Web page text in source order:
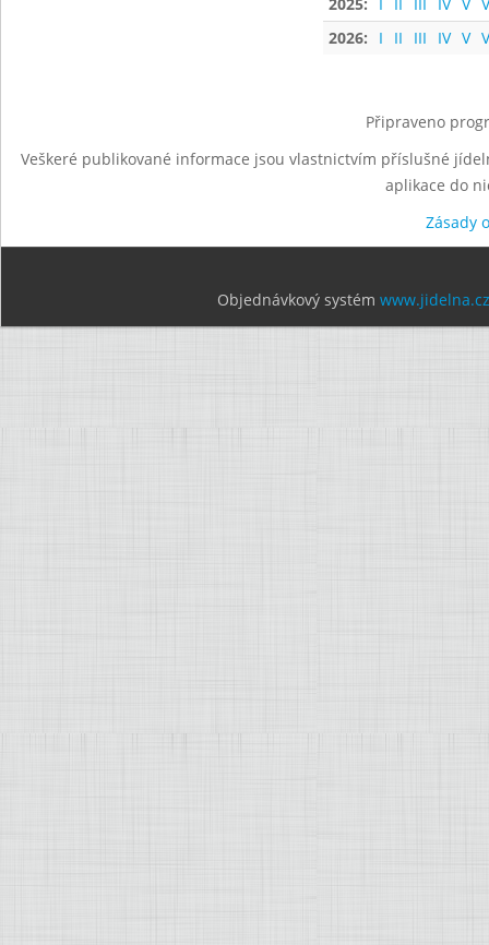
2026:
I II III IV V
Připraveno
Veškeré publikované informace jsou vlastnictvím příslušné
aplikace do
Zásady
Objednávkový systém www.jidelna.cz